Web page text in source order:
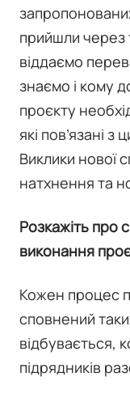
прийшли
віддаємо
знаємо і кому
проєкту
які пов’язані
Виклики нової
натхнення та
Розкажіть про
виконання
Кожен процес
сповнений
відбувається,
підрядників